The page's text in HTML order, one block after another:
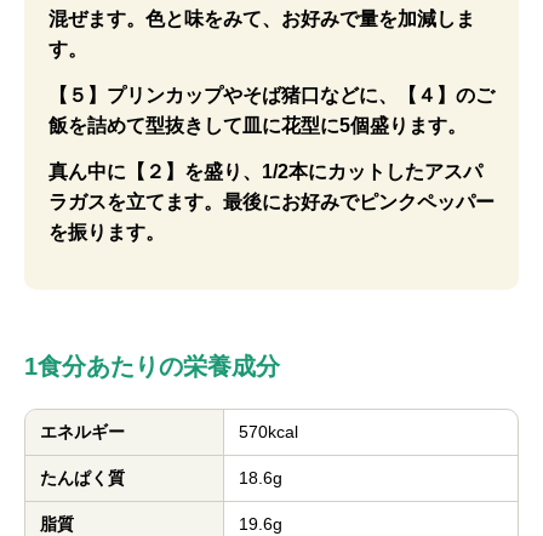
混ぜます。色と味をみて、お好みで量を加減しま
す。
【５】プリンカップやそば猪口などに、【４】のご
飯を詰めて型抜きして皿に花型に5個盛ります。
真ん中に【２】を盛り、1/2本にカットしたアスパ
ラガスを立てます。最後にお好みでピンクペッパー
を振ります。
1食分あたりの栄養成分
エネルギー 570kcal
たんぱく質 18.6g
脂質 19.6g